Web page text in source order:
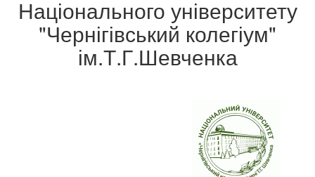
Національного університету
"Чернігівський колегіум"
ім.Т.Г.Шевченка